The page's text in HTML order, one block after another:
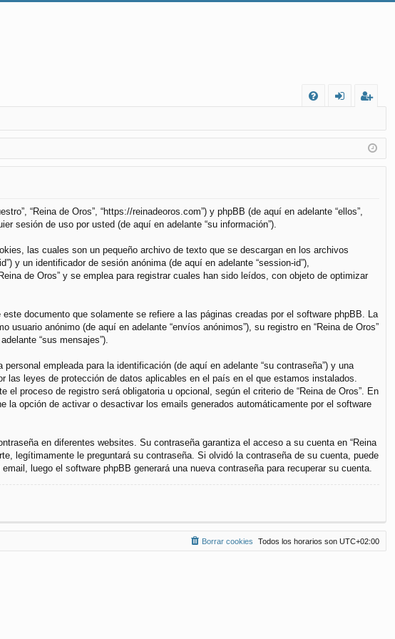
Q
nt
ifi
rs
ist
ra
“Reina de Oros”, “https://reinadeoros.com”) y phpBB (de aquí en adelante “ellos”,
sesión de uso por usted (de aquí en adelante “su información”).
las cuales son un pequeño archivo de texto que se descargan en los archivos
y un identificador de sesión anónima (de aquí en adelante “session-id”),
de Oros” y se emplea para registrar cuales han sido leídos, con objeto de optimizar
documento que solamente se refiere a las páginas creadas por el software phpBB. La
anónimo (de aquí en adelante “envíos anónimos”), su registro en “Reina de Oros”
“sus mensajes”).
empleada para la identificación (de aquí en adelante “su contraseña”) y una
las leyes de protección de datos aplicables en el país en el que estamos instalados.
proceso de registro será obligatoria u opcional, según el criterio de “Reina de Oros”. En
opción de activar o desactivar los emails generados automáticamente por el software
en diferentes websites. Su contraseña garantiza el acceso a su cuenta en “Reina
legítimamente le preguntará su contraseña. Si olvidó la contraseña de su cuenta, puede
luego el software phpBB generará una nueva contraseña para recuperar su cuenta.
Todos los horarios son UTC+02:00
Borrar cookies